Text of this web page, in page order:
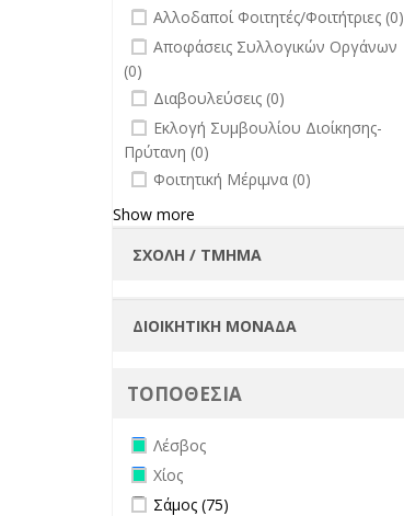
filter
undefined
Αλλοδαποί Φοιτητές/Φοιτήτριες (0)
undefined
Αποφάσεις Συλλογικών Οργάνων
(0)
undefined
Διαβουλεύσεις (0)
undefined
Εκλογή Συμβουλίου Διοίκησης-
Πρύτανη (0)
undefined
Φοιτητική Μέριμνα (0)
Show more
ΤΟΠΟΘΕΣΙΑ
Remove Λέσβος filter
Λέσβος
Remove Χίος filter
Χίος
Apply Σάμος filter
Σάμος (75)